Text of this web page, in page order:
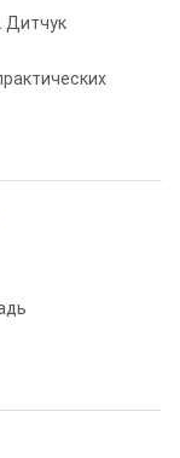
Дитчук